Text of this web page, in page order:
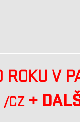
ROKU V
/CZ +